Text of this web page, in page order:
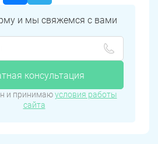
и мы свяжемся с вами
консультация
и принимаюусловия работы
сайта